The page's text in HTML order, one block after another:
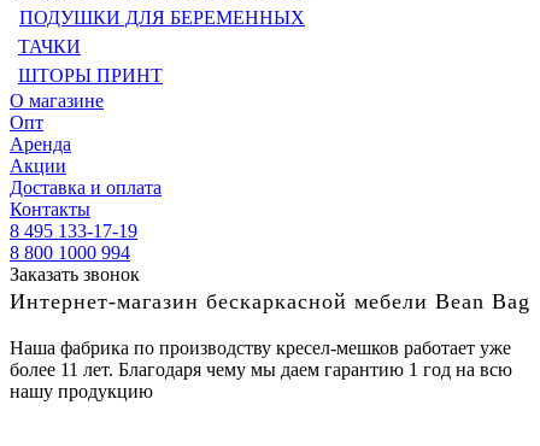
ПОДУШКИ ДЛЯ БЕРЕМЕННЫХ
ТАЧКИ
ШТОРЫ ПРИНТ
О магазине
Опт
Аренда
Акции
Доставка и оплата
Контакты
8 495 133-17-19
8 800 1000 994
Заказать звонок
Интернет-магазин бескаркасной мебели Bean Bag
Наша фабрика по производству кресел-мешков работает уже
более 11 лет. Благодаря чему мы даем гарантию 1 год на всю
нашу продукцию